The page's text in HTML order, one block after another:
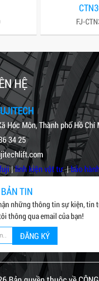
FJ-
HỆ
Hóc Môn, Thành phố Hồ Chí
34 25
|linh kiện vật tư|bảo
TIN
những thông tin sự kiện, tin
thông qua email của bạn!
ĐĂNG KÝ